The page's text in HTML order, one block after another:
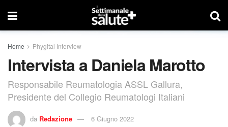
Home Phygital Interview
Intervista a Daniela Marotto
Responsabile Reumatologia ASSL Gallura,
Presidente del Collegio Reumatologi Italiani
da Redazione 6 Giugno 2022